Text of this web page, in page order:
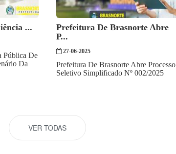
...
Pública De
Da
Prefeitura De Brasnorte Abre
P...
27-06-2025
Prefeitura De Brasnorte Abre Processo
Seletivo Simplificado Nº 002/2025
VER TODAS